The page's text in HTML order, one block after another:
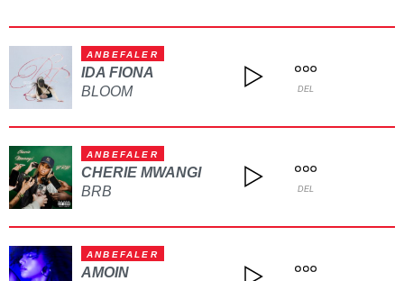
ANBEFALER
IDA FIONA
BLOOM
DEL
ANBEFALER
CHERIE MWANGI
BRB
DEL
ANBEFALER
AMOIN